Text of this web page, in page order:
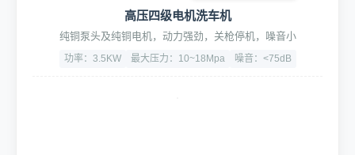
高压四级电机洗车机
纯铜泵头及纯铜电机，动力强劲，关枪停机，噪音小
功率：3.5KW 最大压力：10~18Mpa 噪音：<75dB